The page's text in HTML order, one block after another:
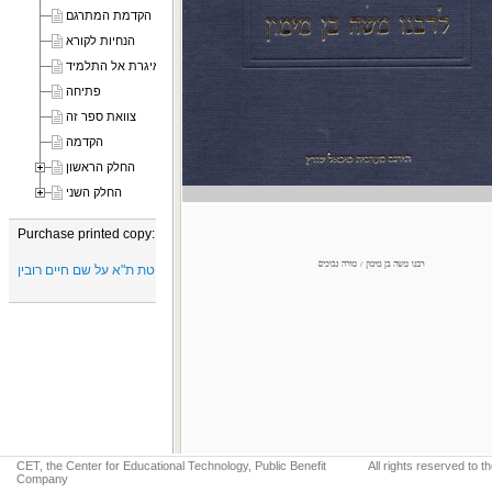
הקדמת המתרגם
הנחיות לקורא
האיגרת אל התלמיד
פתיחה
צוואת ספר זה
הקדמה
החלק הראשון
החלק השני
Purchase printed copy:
CET, the Center for Educational Technology, Public Benefit
Company
All rights reserved to